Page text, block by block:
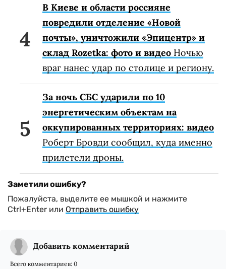
В Киеве и области россияне
повредили отделение «Новой
почты», уничтожили «Эпицентр» и
склад Rozetka: фото и видео Ночью
враг нанес удар по столице и региону.
За ночь СБС ударили по 10
энергетическим объектам на
оккупированных территориях: видео
Роберт Бровди сообщил, куда именно
прилетели дроны.
Заметили ошибку?
Пожалуйста, выделите ее мышкой и нажмите
Ctrl+Enter или Отправить ошибку
Добавить комментарий
Всего комментариев: 0